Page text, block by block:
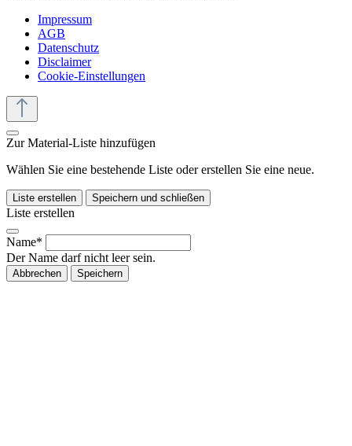
Impressum
AGB
Datenschutz
Disclaimer
Cookie-Einstellungen
Zur Material-Liste hinzufügen
Wählen Sie eine bestehende Liste oder erstellen Sie eine neue.
Liste erstellen Speichern und schließen
Liste erstellen
Name*
Der Name darf nicht leer sein.
Abbrechen Speichern